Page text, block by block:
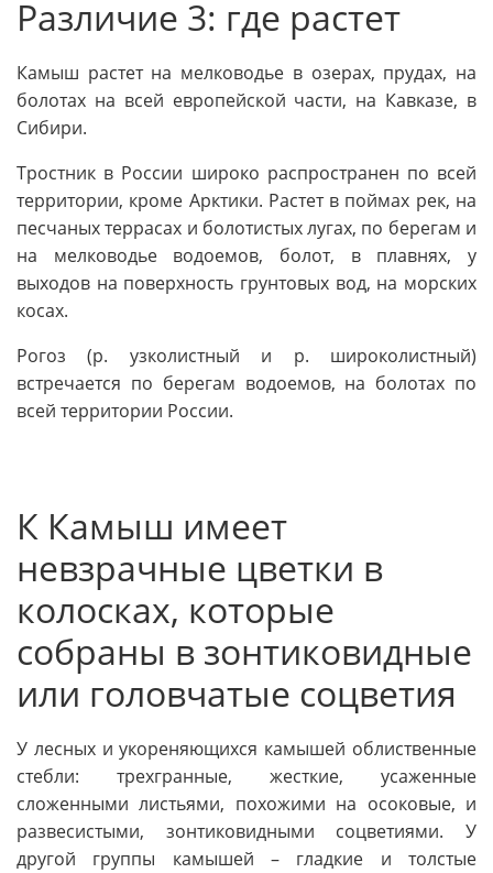
Различие 3: где растет
Камыш растет на мелководье в озерах, прудах, на
болотах на всей европейской части, на Кавказе, в
Сибири.
Тростник в России широко распространен по всей
территории, кроме Арктики. Растет в поймах рек, на
песчаных террасах и болотистых лугах, по берегам и
на мелководье водоемов, болот, в плавнях, у
выходов на поверхность грунтовых вод, на морских
косах.
Рогоз (р. узколистный и р. широколистный)
встречается по берегам водоемов, на болотах по
всей территории России.
К Камыш имеет
невзрачные цветки в
колосках, которые
собраны в зонтиковидные
или головчатые соцветия
У лесных и укореняющихся камышей облиственные
стебли: трехгранные, жесткие, усаженные
сложенными листьями, похожими на осоковые, и
развесистыми, зонтиковидными соцветиями. У
другой группы камышей – гладкие и толстые